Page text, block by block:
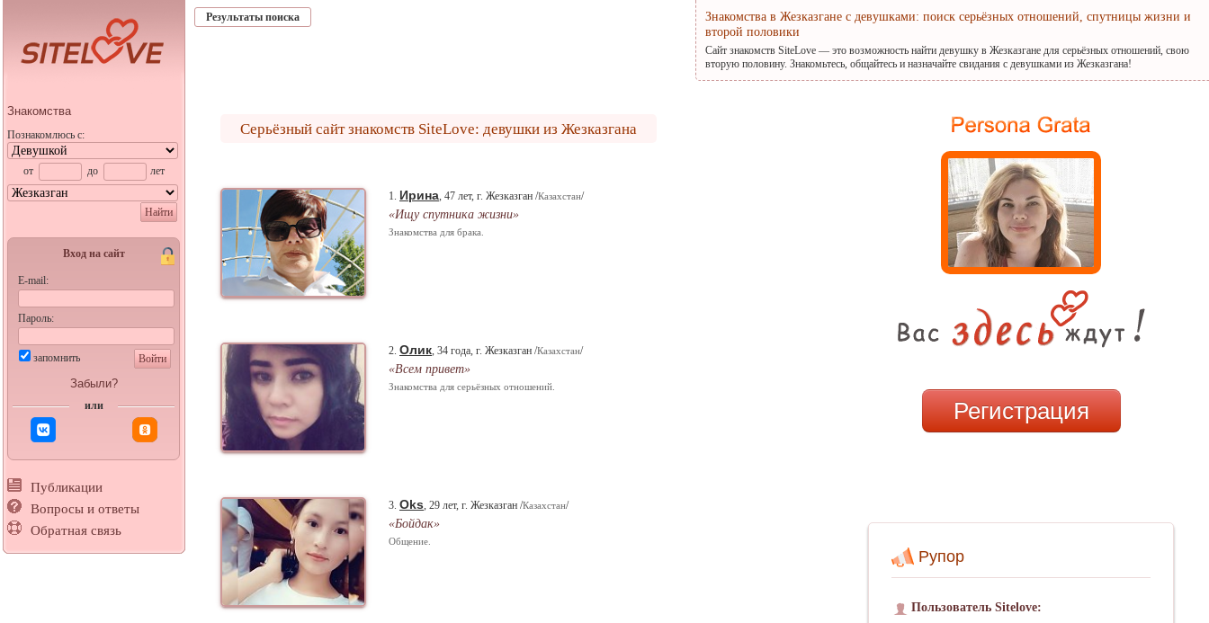
Знакомства
Познакомлюсь с:
от до лет
Найти
Вход на сайт
E-mail:
Пароль:
запомнить Войти
Забыли?
или
Публикации
Вопросы и ответы
Обратная связь
Результаты поиска
Знакомства в Жезказгане с девушками: поиск серьёзных отношений, спутницы жизни и
второй половики
Сайт знакомств SiteLove — это возможность найти девушку в Жезказгане для серьёзных отношений, свою
вторую половину. Знакомьтесь, общайтесь и назначайте свидания с девушками из Жезказгана!
Серьёзный сайт знакомств SiteLove: девушки из Жезказгана
Регистрация
Рупор
Пользователь Sitelove:
1. Ирина, 47 лет, г. Жезказган /Казахстан/
«Ищу спутника жизни»
Знакомства для брака.
2. Олик, 34 года, г. Жезказган /Казахстан/
«Всем привет»
Знакомства для серьёзных отношений.
3. Oks, 29 лет, г. Жезказган /Казахстан/
«Бойдак»
Общение.